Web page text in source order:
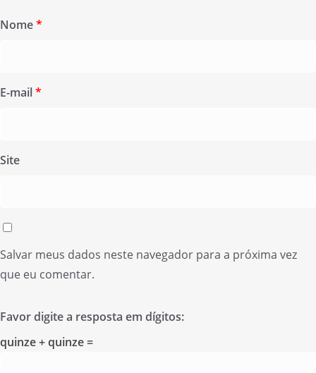
Nome*
E-mail*
Site
Salvar meus dados neste navegador para a próxima vez
que eu comentar.
Favor digite a resposta em dígitos:
quinze + quinze =